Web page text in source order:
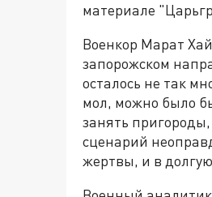
материале
Военкор Марат
запорожском
осталось не так
мол, можно было
занять
сценарий
жертвы, и в